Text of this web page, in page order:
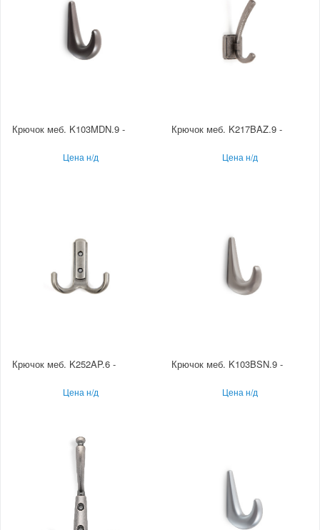
Крючок меб. K103MDN.9 -
Цена н/д
Крючок меб. K217BAZ.9 -
Цена н/д
Крючок меб. K252AP.6 -
Цена н/д
Крючок меб. K103BSN.9 -
Цена н/д